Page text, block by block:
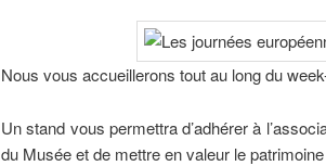
Nous vous accueillerons tout au long du
Un stand vous permettra d’adhérer à
du Musée et de mettre en valeur le